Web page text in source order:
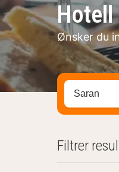
Hotell
Ønsker du
Søk
Filtrer